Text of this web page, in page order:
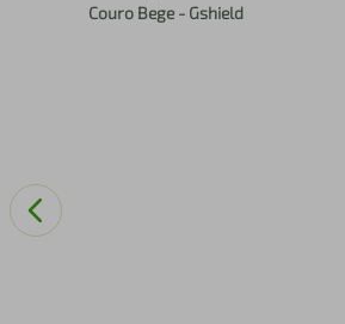
Couro Bege - Gshield